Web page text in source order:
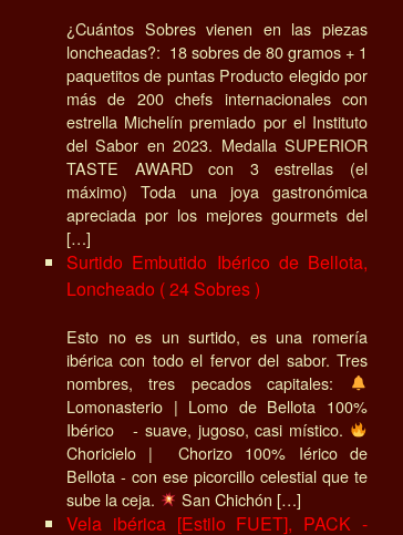
¿Cuántos Sobres vienen en las piezas
loncheadas?: 18 sobres de 80 gramos + 1
paquetitos de puntas Producto elegido por
más de 200 chefs internacionales con
estrella Michelín premiado por el Instituto
del Sabor en 2023. Medalla SUPERIOR
TASTE AWARD con 3 estrellas (el
máximo) Toda una joya gastronómica
apreciada por los mejores gourmets del
[…]
Surtido Embutido Ibérico de Bellota,
Loncheado ( 24 Sobres )
Esto no es un surtido, es una romería
ibérica con todo el fervor del sabor. Tres
nombres, tres pecados capitales:
Lomonasterio | Lomo de Bellota 100%
Ibérico - suave, jugoso, casi místico.
Choricielo | Chorizo 100% Iérico de
Bellota - con ese picorcillo celestial que te
sube la ceja.
San Chichón […]
Vela ibérica [Estilo FUET], PACK -